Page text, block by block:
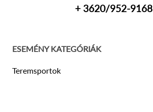
+ 3620/952-9168
ESEMÉNY KATEGÓRIÁK
Teremsportok